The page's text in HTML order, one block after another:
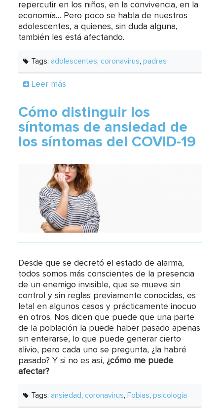
repercutir en los niños, en la convivencia, en la
economía… Pero poco se habla de nuestros
adolescentes, a quienes, sin duda alguna,
también les está afectando.
Tags:adolescentes,coronavirus,padres
Leer más
Cómo distinguir los
síntomas de ansiedad de
los síntomas del COVID-19
Desde que se decretó el estado de alarma,
todos somos más conscientes de la presencia
de un enemigo invisible, que se mueve sin
control y sin reglas previamente conocidas, es
letal en algunos casos y prácticamente inocuo
en otros. Nos dicen que puede que una parte
de la población la puede haber pasado apenas
sin enterarse, lo que puede generar cierto
alivio, pero cada uno se pregunta, ¿la habré
pasado? Y si no es así,¿cómo me puede
afectar?
Tags:ansiedad,coronavirus, Fobias,psicología